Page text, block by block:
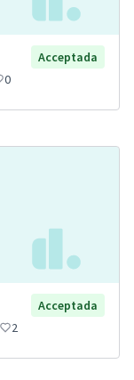
Acceptada
0
Acceptada
2